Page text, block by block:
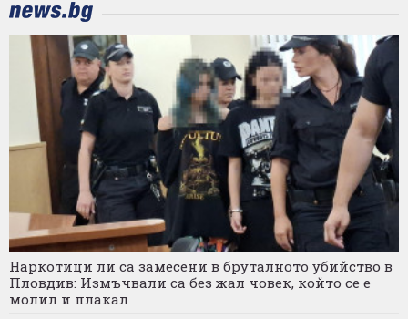
Наркотици ли са замесени в бруталното убийство в
Пловдив: Измъчвали са без жал човек, който се е
молил и плакал